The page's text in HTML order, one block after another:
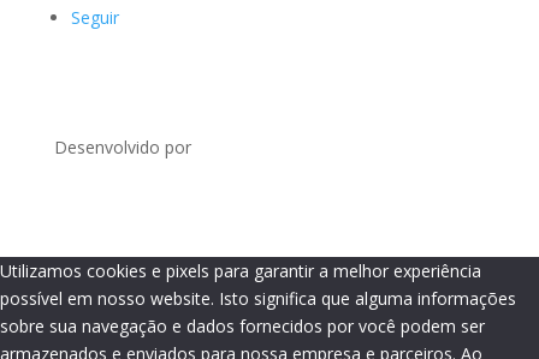
Seguir
Desenvolvido por
Utilizamos cookies e pixels para garantir a melhor experiência
possível em nosso website. Isto significa que alguma informações
sobre sua navegação e dados fornecidos por você podem ser
armazenados e enviados para nossa empresa e parceiros. Ao